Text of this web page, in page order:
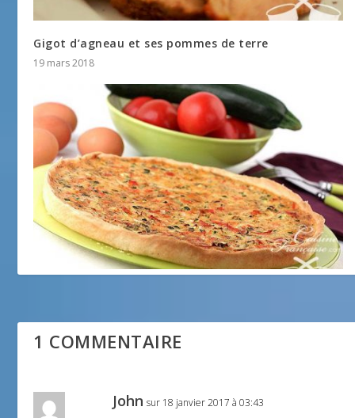
Gigot d’agneau et ses pommes de terre
19 mars 2018
1 COMMENTAIRE
John sur 18 janvier 2017 à 03:43